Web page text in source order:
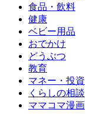
食品・飲料
健康
ベビー用品
おでかけ
どうぶつ
教育
マネー・投資
くらしの相談
ママコマ漫画